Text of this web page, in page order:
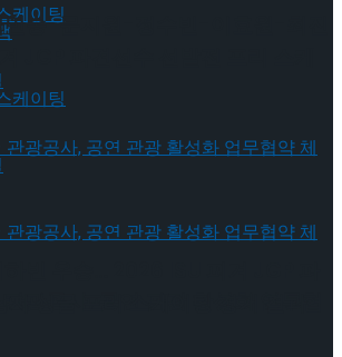
케이팅
광공사, 공연 관광 활성화 업무협
케이팅
민송-문지원-정수빈-이효원-최진
자 싱글 프리 스케이팅 경기 결과